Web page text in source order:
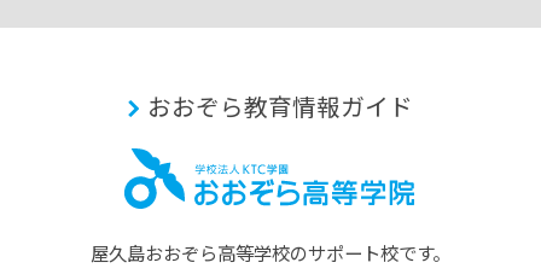
おおぞら教育情報ガイド
屋久島おおぞら⾼等学校のサポート校です。